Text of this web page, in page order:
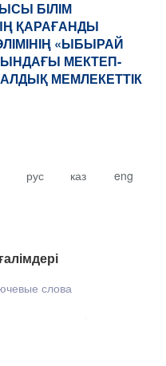
БІЛІМ
ҚАРАҒАНДЫ
«ЫБЫРАЙ
МЕКТЕП-
МЕМЛЕКЕТТІК
рус каз eng